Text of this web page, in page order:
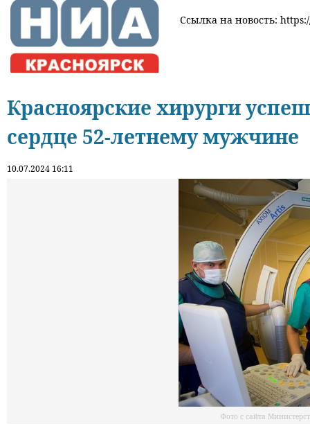
Ссылка на новость:
Красноярские хирурги
сердце 52-летнему мужчине
10.07.2024 16:11
Фото с сайта